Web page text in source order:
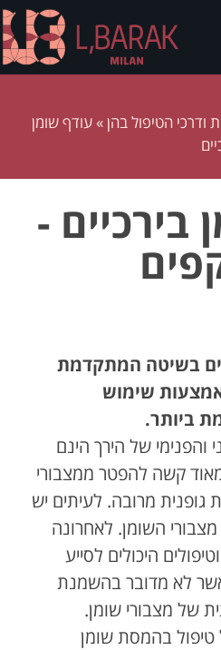
הטיפול בהן»עודף שומן
בירכיים -
בשיטה המתקדמת
שימוש
ביותר.
של הירך הינם
קשה להפטר ממצבורי
גופנית מרובה. לעיתים יש
השומן. לאחרונה
היכולים לסייע
לא מדובר בהשמנת
של מצבורי שומן.
בהמסת שומן